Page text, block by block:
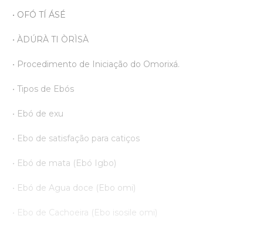
• OFÓ TÍ ÁSÉ
• ÀDÚRÀ TI ÒRÌSÀ
• Procedimento de Iniciação do Omorixá.
• Tipos de Ebós
• Ebó de exu
• Ebo de satisfação para catiços
• Ebó de mata (Ebó Igbo)
• Ebó de Agua doce (Ebo omi)
• Ebo de Cachoeira (Ebo isosile omi)